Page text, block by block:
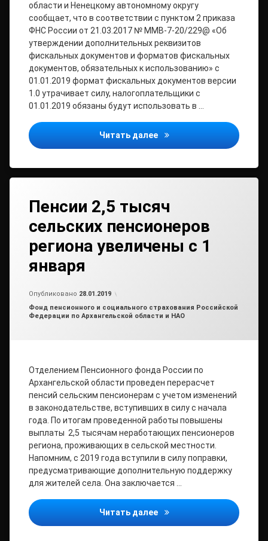
области и Ненецкому автономному округу
сообщает, что в соответствии с пунктом 2 приказа
ФНС России от 21.03.2017 № ММВ-7-20/229@ «Об
утверждении дополнительных реквизитов
фискальных документов и форматов фискальных
документов, обязательных к использованию» с
01.01.2019 формат фискальных документов версии
1.0 утрачивает силу, налогоплательщики с
01.01.2019 обязаны будут использовать в …
Читать далее О прекращении
Пенсии 2,5 тысяч
сельских пенсионеров
региона увеличены с 1
января
Опубликовано 28.01.2019
Рубрики:
Фонд пенсионного и социального страхования Российской
Федерации по Архангельской области и НАО
Отделением Пенсионного фонда России по
Архангельской области проведен перерасчет
пенсий сельским пенсионерам с учетом изменений
в законодательстве, вступивших в силу с начала
года. По итогам проведенной работы повышены
выплаты 2,5 тысячам неработающих пенсионеров
региона, проживающих в сельской местности.
Напомним, с 2019 года вступили в силу поправки,
предусматривающие дополнительную поддержку
для жителей села. Она заключается …
Читать далее Пенсии 2,5 тысяч